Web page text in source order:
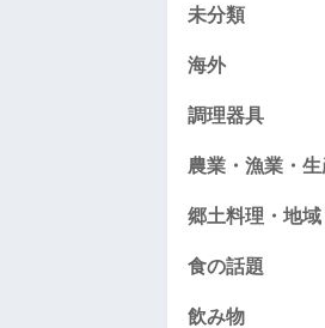
未分類
海外
調理器具
農業・漁業・
郷土料理・地域
食の話題
飲み物